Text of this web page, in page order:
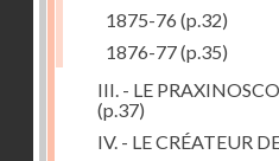
1875-76 (p.32)
1876-77(p.35)
III. - LE
(p.37)
IV. - LE CRÉATEUR